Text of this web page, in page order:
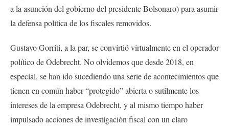
a la asunción del gobierno del presidente Bolsonaro) para asumir
la defensa política de los fiscales removidos.
Gustavo Gorriti, a la par, se convirtió virtualmente en el operador
político de Odebrecht. No olvidemos que desde 2018, en
especial, se han ido sucediendo una serie de acontecimientos que
tienen en común haber “protegido” abierta o sutilmente los
intereses de la empresa Odebrecht, y al mismo tiempo haber
impulsado acciones de investigación fiscal con un claro